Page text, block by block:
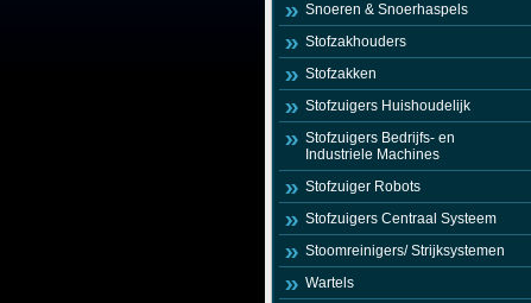
Snoeren & Snoerhaspels
Stofzakhouders
Stofzakken
Stofzuigers Huishoudelijk
Stofzuigers Bedrijfs- en
Industriele Machines
Stofzuiger Robots
Stofzuigers Centraal Systeem
Stoomreinigers/ Strijksystemen
Wartels